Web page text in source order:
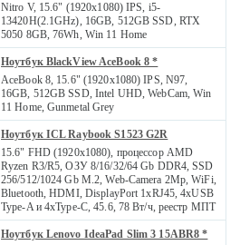
Nitro V, 15.6" (1920x1080) IPS, i5-
13420H(2.1GHz), 16GB, 512GB SSD, RTX
5050 8GB, 76Wh, Win 11 Home
Ноутбук BlackView AceBook 8 *
AceBook 8, 15.6" (1920x1080) IPS, N97,
16GB, 512GB SSD, Intel UHD, WebCam, Win
11 Home, Gunmetal Grey
Ноутбук ICL Raybook S1523 G2R
15.6" FHD (1920x1080), процессор AMD
Ryzen R3/R5, ОЗУ 8/16/32/64 Gb DDR4, SSD
256/512/1024 Gb M.2, Web-Camera 2Mp, WiFi,
Bluetooth, HDMI, DisplayPort 1xRJ45, 4xUSB
Type-A и 4xType-C, 45.6, 78 Вт/ч, реестр МПТ
Ноутбук Lenovo IdeaPad Slim 3 15ABR8 *